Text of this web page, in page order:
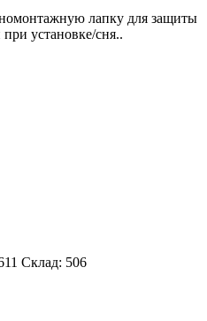
лапку для защиты
установке/сня..
Склад: 506